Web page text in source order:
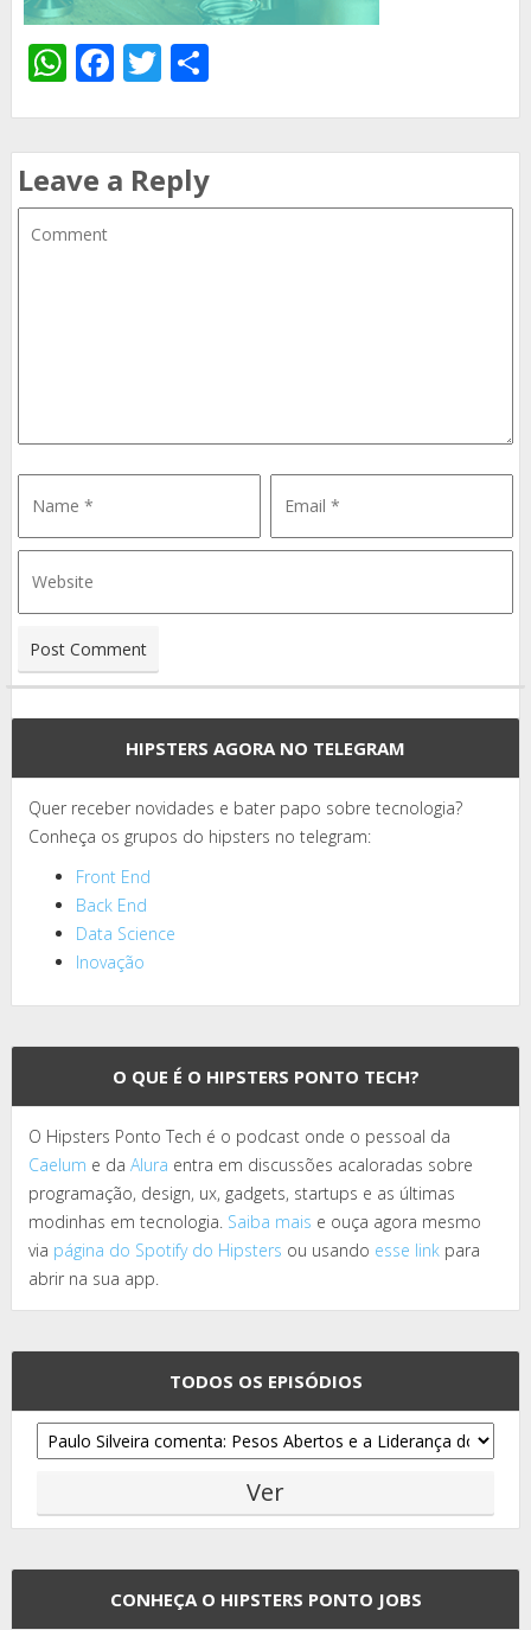
WhatsApp
Facebook
Twitter
Leave a Reply
HIPSTERS AGORA NO TELEGRAM
Quer receber novidades e bater papo sobre tecnologia?
Conheça os grupos do hipsters no telegram:
Front End
Back End
Data Science
Inovação
O QUE É O HIPSTERS PONTO TECH?
O Hipsters Ponto Tech é o podcast onde o pessoal da
Caelum e da Alura entra em discussões acaloradas sobre
programação, design, ux, gadgets, startups e as últimas
modinhas em tecnologia. Saiba mais e ouça agora mesmo
via página do Spotify do Hipsters ou usando esse link para
abrir na sua app.
TODOS OS EPISÓDIOS
CONHEÇA O HIPSTERS PONTO JOBS